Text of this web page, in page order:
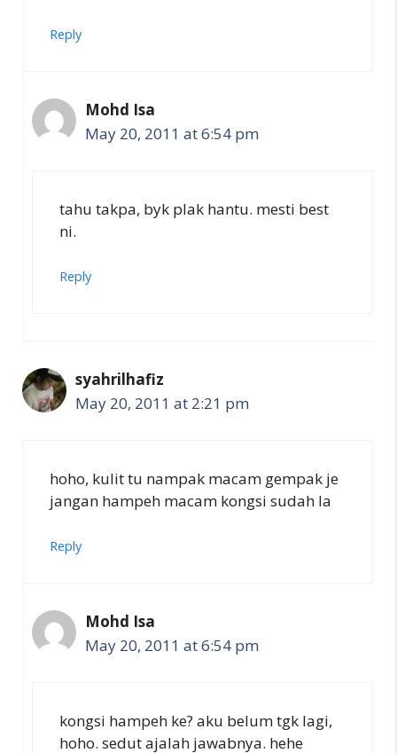
Reply
Mohd Isa
May 20, 2011 at 6:54 pm
tahu takpa, byk plak hantu. mesti best
ni.
Reply
syahrilhafiz
May 20, 2011 at 2:21 pm
hoho, kulit tu nampak macam gempak je
jangan hampeh macam kongsi sudah la
Reply
Mohd Isa
May 20, 2011 at 6:54 pm
kongsi hampeh ke? aku belum tgk lagi,
hoho. sedut ajalah jawabnya. hehe